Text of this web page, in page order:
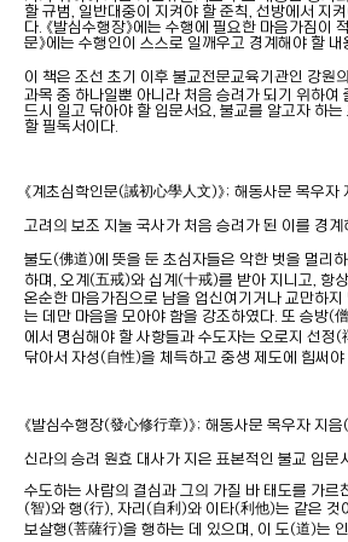
할 규범, 일반대중이 지켜야 할 준칙, 선방에서 지켜
다. 《발심수행장》에는 수행에 필요한 마음가짐이
문》에는 수행인이 스스로 일깨우고 경계해야 할 내
이 책은 조선 초기 이후 불교전문교육기관인 강원
과목 중 하나일뿐 아니라 처음 승려가 되기 위하여
드시 일고 닦아야 할 입문서요, 불교를 알고자 하
할 필독서이다.
《계초심학인문(誡初心學人文)》; 해동사문 목우
고려의 보조 지눌 국사가 처음 승려가 된 이를 경계
불도(佛道)에 뜻을 둔 초심자들은 악한 벗을 멀리하
하며, 오계(五戒)와 십계(十戒)를 받아 지니고, 항
온순한 마음가짐으로 남을 업신여기거나 교만하지
는 데만 마음을 모아야 함을 강조하였다. 또 승방(
에서 명심해야 할 사항들과 수도자는 오로지 선정(
닦아서 자성(自性)을 체득하고 중생 제도에 힘써야
《발심수행장(發心修行章)》; 해동사문 목우자 지
신라의 승려 원효 대사가 지은 표본적인 불교 입문
수도하는 사람의 결심과 그의 가질 바 태도를 가르
(智)와 행(行), 자리(自利)와 이타(利他)는 같은 것
보살행(菩薩行)을 행하는 데 있으며, 이 도(道)는